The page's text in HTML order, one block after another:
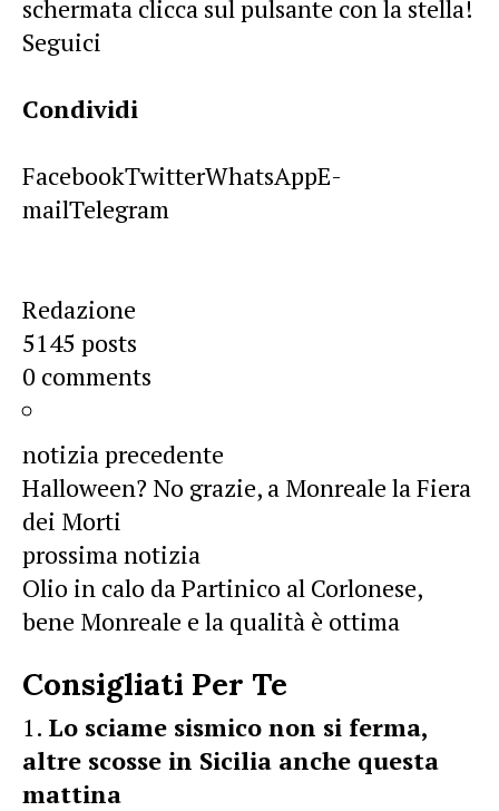
schermata clicca sul pulsante con la stella!
Seguici
Condividi
FacebookTwitterWhatsAppE-
mailTelegram
Redazione
5145 posts
0 comments
notizia precedente
Halloween? No grazie, a Monreale la Fiera
dei Morti
prossima notizia
Olio in calo da Partinico al Corlonese,
bene Monreale e la qualità è ottima
Consigliati Per Te
Lo sciame sismico non si ferma,
altre scosse in Sicilia anche questa
mattina